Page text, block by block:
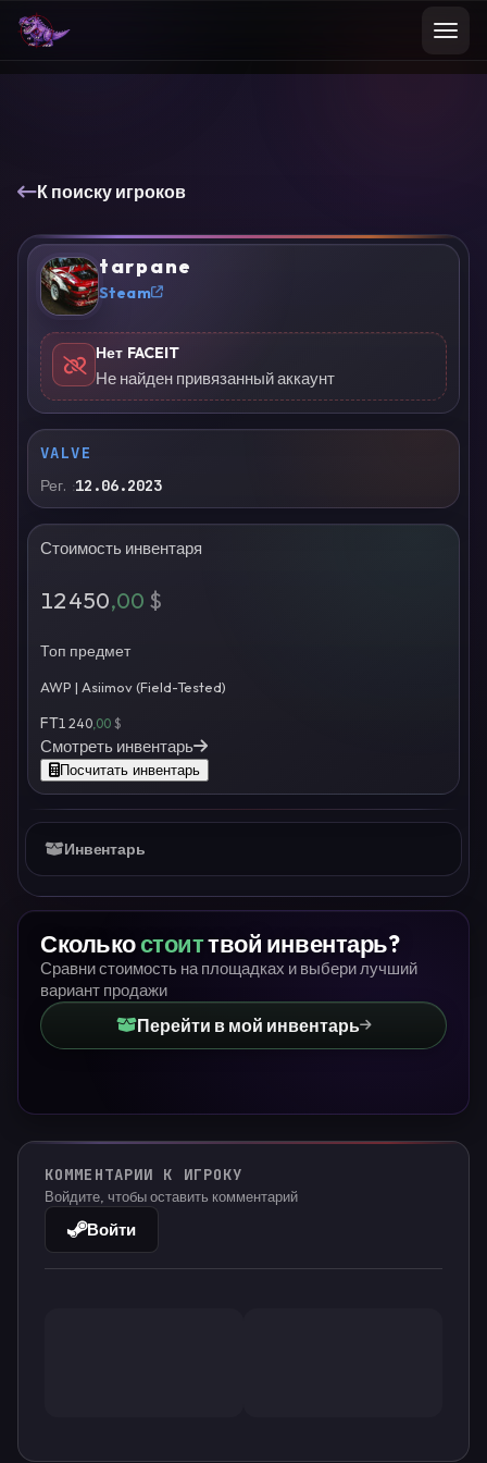
К поиску игроков
? t a r p a n e
Steam
Нет FACEIT
Не найден привязанный аккаунт
VALVE
Рег. 12.06.2023
Стоимость инвентаря
12 450,00 $
Топ предмет
AWP | Asiimov (Field-Tested)
FT1 240 ,00 $
Смотреть инвентарь
Посчитать инвентарь
Инвентарь
Сколькостоиттвой инвентарь?
Сравни стоимость на площадках и выбери лучший
вариант продажи
Перейти в мой инвентарь
КОММЕНТАРИИ К ИГРОКУ
Войдите, чтобы оставить комментарий
Войти